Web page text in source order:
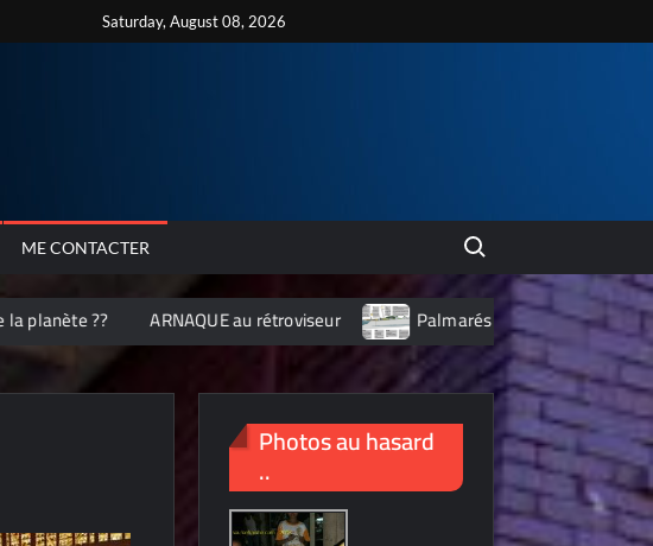
Saturday, August 08, 2026
ME CONTACTER
Search for:
ARNAQUE au rétroviseur Palmarés 2012 des 10 villes les plus
Photos au hasard
..